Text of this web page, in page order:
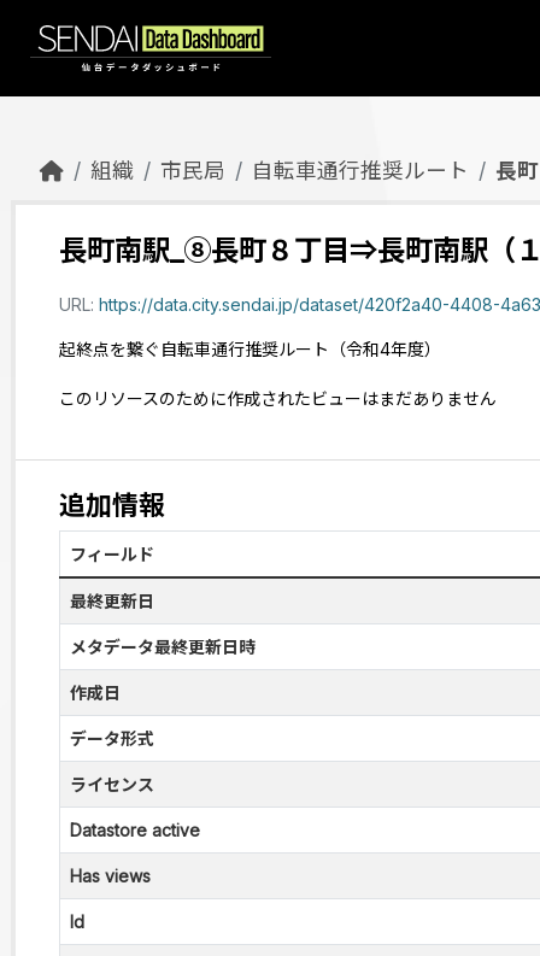
組織 市民局 自転車通行推奨ルート 長
長町南駅_⑧長町８丁目⇒長町南駅（
URL: https://data.city.sendai.jp/dataset/420f2a40-4408-4a63-ab01-
起終点を繋ぐ自転車通行推奨ルート（令和4年度）
このリソースのために作成されたビューはまだありません
追加情報
フィールド
最終更新日
メタデータ最終更新日時
作成日
データ形式
ライセンス
Datastore active
Has views
Id